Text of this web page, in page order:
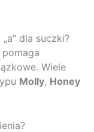
dla suczki?
Wiele
Molly, Honey